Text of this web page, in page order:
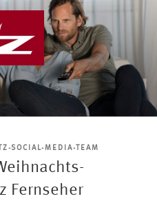
SOCIAL-MEDIA-TEAM
Fernseher